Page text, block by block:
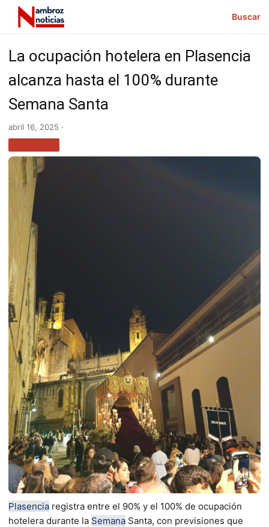
Buscar
La ocupación hotelera en Plasencia
alcanza hasta el 100% durante
Semana Santa
abril 16, 2025 ·
Plasencia registra entre el 90% y el 100% de ocupación
hotelera durante la Semana Santa, con previsiones que